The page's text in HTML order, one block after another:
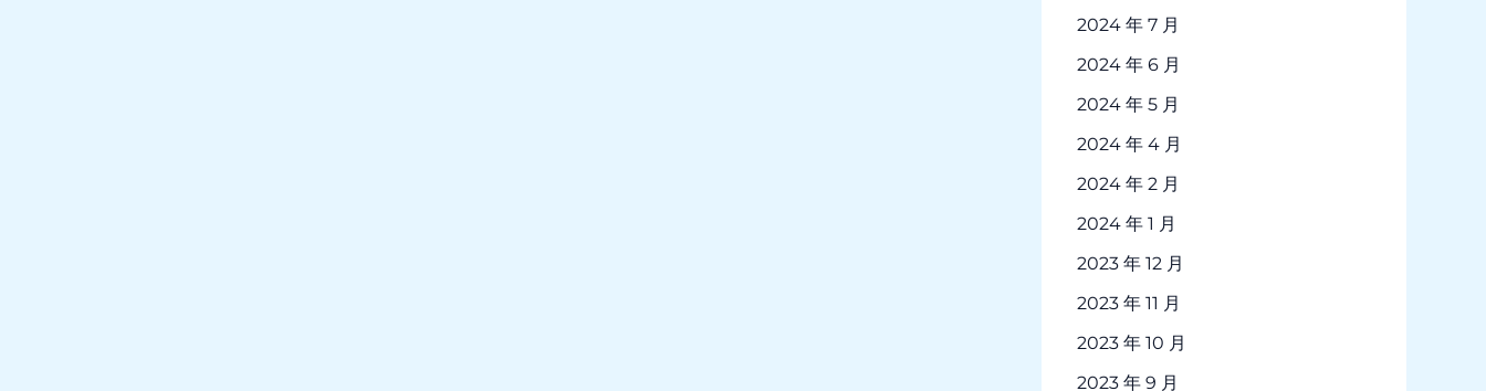
2024 年 7 月
2024 年 6 月
2024 年 5 月
2024 年 4 月
2024 年 2 月
2024 年 1 月
2023 年 12 月
2023 年 11 月
2023 年 10 月
2023 年 9 月